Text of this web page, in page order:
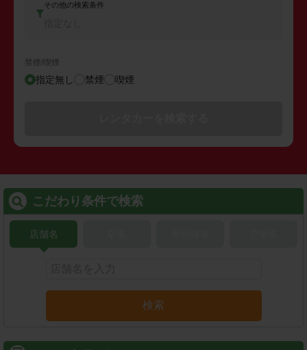
その他の検索条件
禁煙/喫煙
指定無し 禁煙 喫煙
こだわり条件で検索
店舗名
検索